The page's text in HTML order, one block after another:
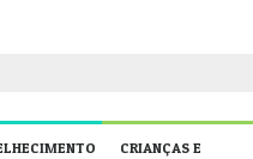
CRIANÇAS E